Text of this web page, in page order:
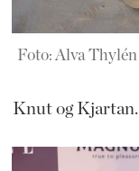
Foto: Alva Thylén
Knut og Kjartan.